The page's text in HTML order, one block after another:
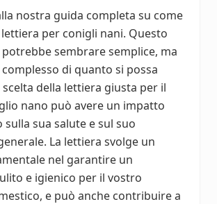
nostra guida completa su come
per conigli nani. Questo
sembrare semplice, ma
di quanto si possa
scelta della lettiera giusta per il
nano può avere un impatto
sua salute e sul suo
La lettiera svolge un
nel garantire un
e igienico per il vostro
e può anche contribuire a